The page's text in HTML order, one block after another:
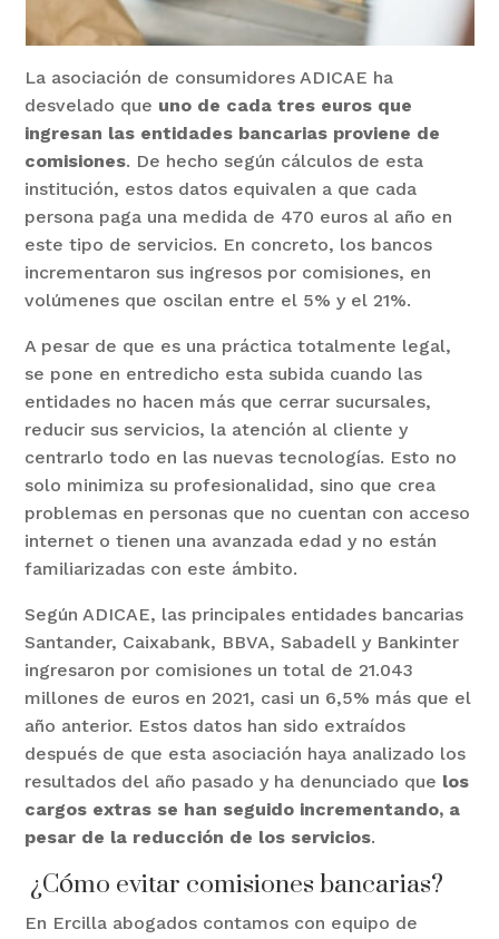
La asociación de consumidores ADICAE ha
desvelado que uno de cada tres euros que
ingresan las entidades bancarias proviene de
comisiones. De hecho según cálculos de esta
institución, estos datos equivalen a que cada
persona paga una medida de 470 euros al año en
este tipo de servicios. En concreto, los bancos
incrementaron sus ingresos por comisiones, en
volúmenes que oscilan entre el 5% y el 21%.
A pesar de que es una práctica totalmente legal,
se pone en entredicho esta subida cuando las
entidades no hacen más que cerrar sucursales,
reducir sus servicios, la atención al cliente y
centrarlo todo en las nuevas tecnologías. Esto no
solo minimiza su profesionalidad, sino que crea
problemas en personas que no cuentan con acceso
internet o tienen una avanzada edad y no están
familiarizadas con este ámbito.
Según ADICAE, las principales entidades bancarias
Santander, Caixabank, BBVA, Sabadell y Bankinter
ingresaron por comisiones un total de 21.043
millones de euros en 2021, casi un 6,5% más que el
año anterior. Estos datos han sido extraídos
después de que esta asociación haya analizado los
resultados del año pasado y ha denunciado que los
cargos extras se han seguido incrementando, a
pesar de la reducción de los servicios.
¿Cómo evitar comisiones bancarias?
En Ercilla abogados contamos con equipo de